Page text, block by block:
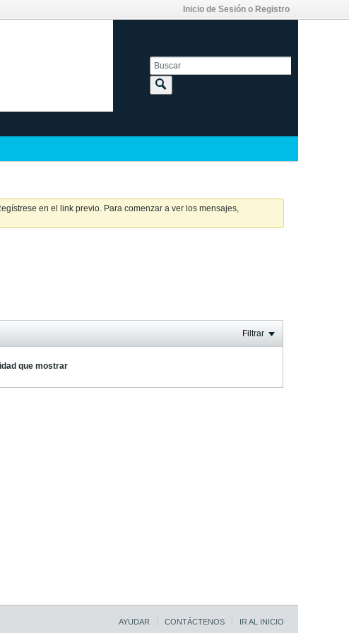
Inicio de Sesión o Registro
en el link previo. Para comenzar a ver los mensajes,
Filtrar
que mostrar
AYUDAR CONTÁCTENOS IR AL INICIO